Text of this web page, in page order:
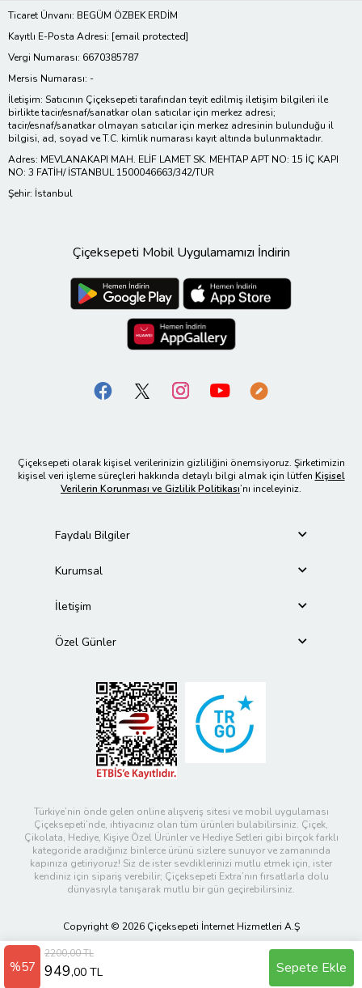
%57
2200,00 TL
949,00 TL Sepete Ekle
Ticaret Ünvanı: BEGÜM ÖZBEK ERDİM
Kayıtlı E-Posta Adresi: [email protected]
Vergi Numarası: 6670385787
Mersis Numarası: -
İletişim: Satıcının Çiçeksepeti tarafından teyit edilmiş iletişim bilgileri ile
birlikte tacir/esnaf/sanatkar olan satıcılar için merkez adresi;
tacir/esnaf/sanatkar olmayan satıcılar için merkez adresinin bulunduğu il
bilgisi, ad, soyad ve T.C. kimlik numarası kayıt altında bulunmaktadır.
Adres: MEVLANAKAPI MAH. ELİF LAMET SK. MEHTAP APT NO: 15 İÇ KAPI
NO: 3 FATİH/ İSTANBUL 1500046663/342/TUR
Şehir: İstanbul
Çiçeksepeti Mobil Uygulamamızı İndirin
Çiçeksepeti olarak kişisel verilerinizin gizliliğini önemsiyoruz. Şirketimizin
kişisel veri işleme süreçleri hakkında detaylı bilgi almak için lütfen Kişisel
Verilerin Korunması ve Gizlilik Politikası’nı inceleyiniz.
Faydalı Bilgiler
Kurumsal
İletişim
Özel Günler
Türkiye’nin önde gelen online alışveriş sitesi ve mobil uygulaması
Çiçeksepeti’nde, ihtiyacınız olan tüm ürünleri bulabilirsiniz. Çiçek,
Çikolata, Hediye, Kişiye Özel Ürünler ve Hediye Setleri gibi birçok farklı
kategoride aradığınız binlerce ürünü sizlere sunuyor ve zamanında
kapınıza getiriyoruz! Siz de ister sevdiklerinizi mutlu etmek için, ister
kendiniz için sipariş verebilir; Çiçeksepeti Extra’nın fırsatlarla dolu
dünyasıyla tanışarak mutlu bir gün geçirebilirsiniz.
Copyright © 2026 Çiçeksepeti İnternet Hizmetleri A.Ş